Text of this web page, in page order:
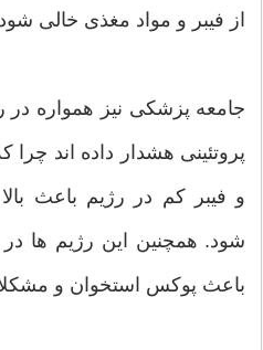
از فیبر و مواد مغذی خالی
جامعه پزشکی نیز همواره
پروتئینی هشدار داده اند
و فیبر کم در رژیم باعث
شود. همچنین این رژیم ها
باعث پوکس استخوان و